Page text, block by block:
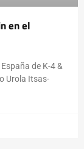
en el
de K-4 &
Urola Itsas-